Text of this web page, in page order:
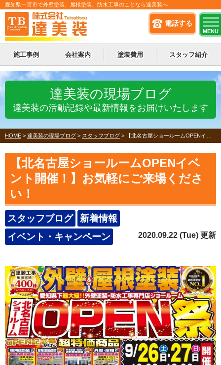
電話する
MENU
愛知県一宮市で外壁塗装、屋根塗装、防水工事のことなら達美装へ
施工事例 会社案内 塗装費用 スタッフ紹介
達美装の現場ブログ
達美装の活動記録や最新情報をお届けいたします
HOME > 達美装の現場ブログ > スタッフブログ > 【北名古屋ショールームOPENイベント開催！】お気軽にご来場ください！
【北名古屋ショールームOPENイベ
ント開催！】お気軽にご来場くださ
い！
スタッフブログ
新着情報
イベント・キャンペーン
2020.09.22 (Tue) 更新